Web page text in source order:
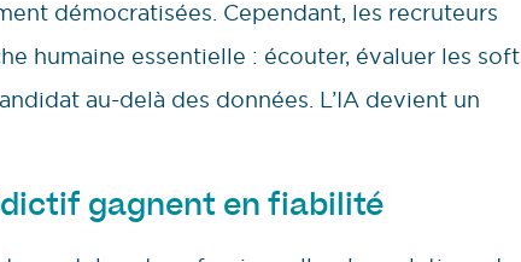
démocratisées. Cependant, les recruteurs
humaine essentielle : écouter, évaluer les soft
au-delà des données. L’IA devient un
gagnent en fiabilité